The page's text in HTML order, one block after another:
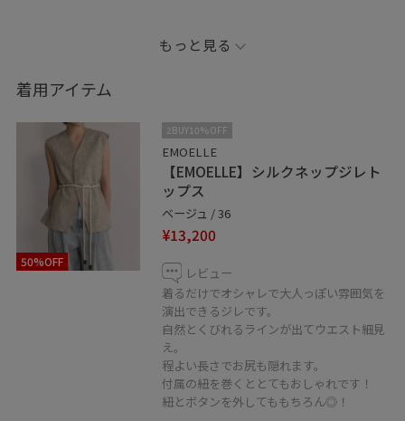
レを使ったコーディネートです。
大人っぽくワントーンで合わせてみました。
夏のお出かけにおすすめのスタイルです！
▶︎大人カジュアルコーデ
▶︎着痩せコーデ
▶︎スタイルアップコーデ
▶︎低身長コーデ
が得意です☺︎
⭐︎商品の詳しいレビューは下に載せています⭐︎
【お気に入り】タブから再度ご覧頂くことが出来ます！
もっと見る
着用アイテム
50%OFF
2BUY10%OFF
EMOELLE
【EMOELLE】シルクネップジレト
ップス
ベージュ / 36
¥13,200
レビュー
着るだけでオシャレで大人っぽい雰囲気を
演出できるジレです。
自然とくびれるラインが出てウエスト細見
え。
程よい長さでお尻も隠れます。
付属の紐を巻くととてもおしゃれです！
紐とボタンを外してももちろん◎！